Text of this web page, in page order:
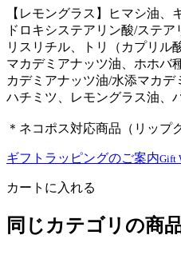
【レモングラス】ヒマシ油、
ドロキシステアリン酸/ステ
リスリチル、トリ（カプリル
マカデミアナッツ油、ホホバ
カデミアナッツ油/水添マカデ
ハチミツ、レモングラス油、
＊ネコポス対応商品（リップ
ギフトラッピングのご案内Gift
カートに入れる
同じカテゴリの商